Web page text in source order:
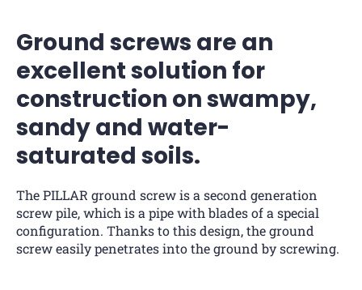
Ground screws are an
excellent solution for
construction on swampy,
sandy and water-
saturated soils.
The PILLAR ground screw is a second generation
screw pile, which is a pipe with blades of a special
configuration. Thanks to this design, the ground
screw easily penetrates into the ground by screwing.